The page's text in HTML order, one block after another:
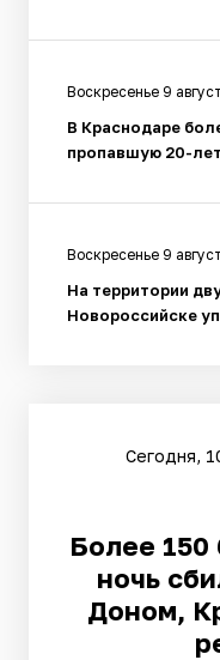
Воскресенье 9
В Краснодаре
пропавшую 20-
Воскресенье 9
На территории
Новороссийске
Сегодня,
Более 150
ночь
Доном,